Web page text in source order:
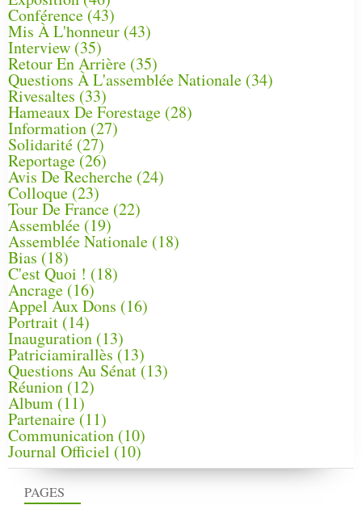
PAGES
Conférence(43)
Mis À L'honneur (43)
Interview (35)
Retour En Arrière (35)
Questions À L'assemblée Nationale (34)
Rivesaltes (33)
Hameaux De Forestage (28)
Information (27)
Solidarité (27)
Reportage (26)
Avis De Recherche (24)
Colloque (23)
Tour De France (22)
Assemblée (19)
Assemblée Nationale (18)
Bias (18)
C'est Quoi ! (18)
Ancrage (16)
Appel Aux Dons (16)
Portrait (14)
Inauguration (13)
Patriciamirallès (13)
Questions Au Sénat(13)
Réunion (12)
Album (11)
Partenaire(11)
Communication (10)
Journal Officiel (10)